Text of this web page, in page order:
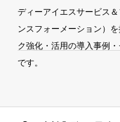
ディーアイエスサービス
ンスフォーメーション）
ク強化・活用の導入事例
です。